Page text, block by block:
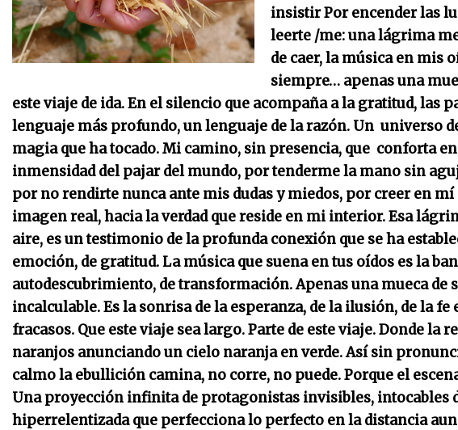
insistir Por encender las
leerte /me: una lágrima
de caer, la música en mis
siempre… apenas una
este viaje de ida.En el silencio que acompaña a la gratitud, las
lenguaje más profundo, un lenguaje de la razón. Un universo
magia que ha tocado. Mi camino, sin presencia, que conforta
inmensidad del pajar del mundo, por tenderme la mano sin
por no rendirte nunca ante mis dudas y miedos, por creer en
imagen real, hacia la verdad que reside en mi interior.Esa
aire, es un testimonio de la profunda conexión que se ha
emoción, de gratitud. La música que suena en tus oídos es la
autodescubrimiento, de transformación. Apenas una mueca de
incalculable. Es la sonrisa de la esperanza, de la ilusión, de la
fracasos. Que este viaje sea largo. Parte de este viaje. Donde la
naranjos anunciando un cielo naranja en verde. Así sin
calmo la ebullición camina, no corre, no puede. Porque el
Una proyección infinita de protagonistas invisibles, intocables
hiperrelentizada que perfecciona lo perfecto en la distancia